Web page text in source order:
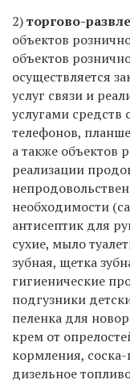
2)торгово-
объектов
объектов
осуществляется
услуг связи и
услугами
телефонов,
а также объектов
реализации
необходимости
антисептик для
сухие, мыло
зубная, щетка
гигиенические
подгузники
пеленка для
крем от
кормления,
дизельное